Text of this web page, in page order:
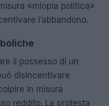
«miopia politica»
l’abbandono.
il possesso di un
disincentivare
in misura
reddito. La protesta